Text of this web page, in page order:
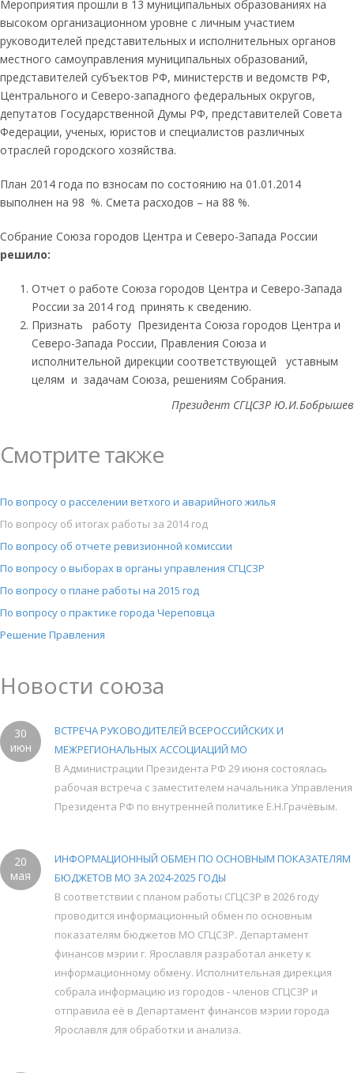
Мероприятия прошли в 13 муниципальных образованиях на
высоком организационном уровне с личным участием
руководителей представительных и исполнительных органов
местного самоуправления муниципальных образований,
представителей субъектов РФ, министерств и ведомств РФ,
Центрального и Северо-западного федеральных округов,
депутатов Государственной Думы РФ, представителей Совета
Федерации, ученых, юристов и специалистов различных
отраслей городского хозяйства.
План 2014 года по взносам по состоянию на 01.01.2014
выполнен на 98 %. Смета расходов – на 88 %.
Собрание Союза городов Центра и Северо-Запада России
решило:
Отчет о работе Союза городов Центра и Северо-Запада
России за 2014 год принять к сведению.
Признать работу Президента Союза городов Центра и
Северо-Запада России, Правления Союза и
исполнительной дирекции соответствующей уставным
целям и задачам Союза, решениям Собрания.
Президент СГЦСЗР Ю.И.Бобрышев
Смотрите также
По вопросу о расселении ветхого и аварийного жилья
По вопросу об итогах работы за 2014 год
По вопросу об отчете ревизионной комиссии
По вопросу о выборах в органы управления СГЦСЗР
По вопросу о плане работы на 2015 год
По вопросу о практике города Череповца
Решение Правления
Новости союза
30
июн
ВСТРЕЧА РУКОВОДИТЕЛЕЙ ВСЕРОССИЙСКИХ И
МЕЖРЕГИОНАЛЬНЫХ АССОЦИАЦИЙ МО
В Администрации Президента РФ 29 июня состоялась
рабочая встреча с заместителем начальника Управления
Президента РФ по внутренней политике Е.Н.Грачёвым.
20
мая
ИНФОРМАЦИОННЫЙ ОБМЕН ПО ОСНОВНЫМ ПОКАЗАТЕЛЯМ
БЮДЖЕТОВ МО ЗА 2024-2025 ГОДЫ
В соответствии с планом работы СГЦСЗР в 2026 году
проводится информационный обмен по основным
показателям бюджетов МО СГЦСЗР. Департамент
финансов мэрии г. Ярославля разработал анкету к
информационному обмену. Исполнительная дирекция
собрала информацию из городов - членов СГЦСЗР и
отправила её в Департамент финансов мэрии города
Ярославля для обработки и анализа.